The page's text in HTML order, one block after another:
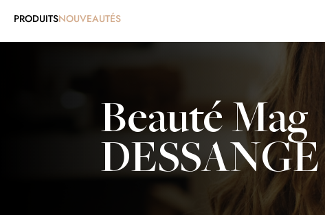
PRODUITSNOUVEAUTÉS
Beauté Mag
DESSANGE